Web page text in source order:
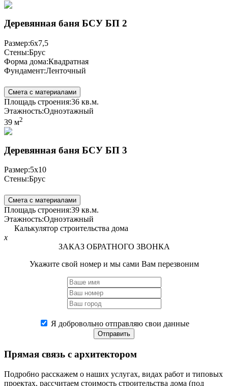
Деревянная баня БСУ БП 2
Размер:6х7,5
Стены:Брус
Форма дома:Квадратная
Фундамент:Ленточный
Смета с материалами
Площадь строения:36 кв.м.
Этажность:Одноэтажный
39 м2
Деревянная баня БСУ БП 3
Размер:5х10
Стены:Брус
Смета с материалами
Площадь строения:39 кв.м.
Этажность:Одноэтажный
Калькулятор строительства дома
x
ЗАКАЗ ОБРАТНОГО ЗВОНКА
Укажите свой номер и мы сами Вам перезвоним
Я добровольно отправляю свои данные
Отправить
Прямая связь с архитектором
Подробно расскажем о наших услугах, видах работ и типовых
проектах, рассчитаем стоимость строительства дома (под